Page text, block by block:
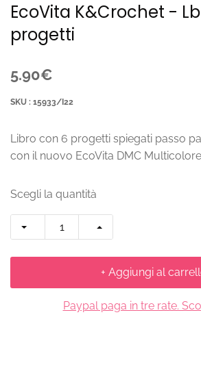
EcoVita K&Crochet -
progetti
5.90€
SKU : 15933/I22
Libro con 6 progetti spiegati passo
con il nuovo EcoVita DMC
Scegli la quantità
+ Aggiungi al
Paypal paga in tre rate.